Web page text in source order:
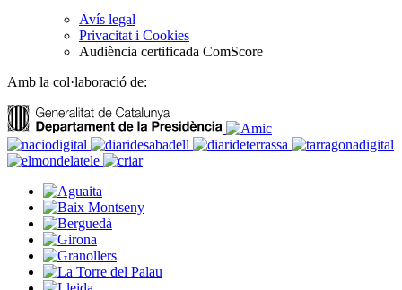
Avís legal
Privacitat i Cookies
Audiència certificada ComScore
Amb la col·laboració de: